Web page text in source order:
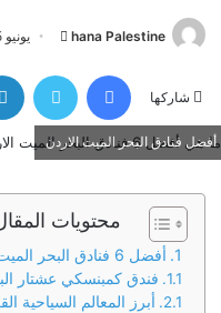
hana Palestine
س
ل
ب
ي
د
ل
يونيو 15, 2023
شاركها
أفضل فنادق البحر الميت الاردن
محتويات
أفضل 6 فنادق البحر الميت الاردن موصى بها 2023
فندق كمبنسكي عشتار البحر
أبرز المعالم السياحية